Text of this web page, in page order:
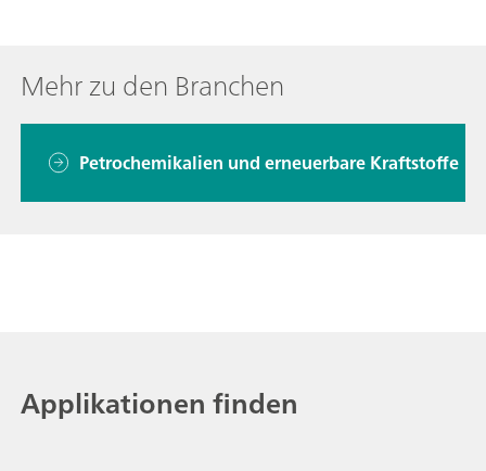
Mehr zu den Branchen
Petrochemikalien und erneuerbare Kraftstoffe
Applikationen finden